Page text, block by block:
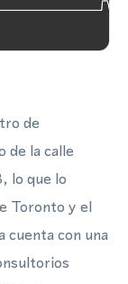
de
de la calle
lo que lo
Toronto y el
cuenta con una